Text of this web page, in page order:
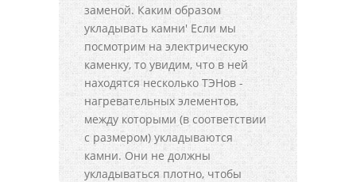
заменой. Каким образом
укладывать камни' Если мы
посмотрим на электрическую
каменку, то увидим, что в ней
находятся несколько ТЭНов -
нагревательных элементов,
между которыми (в соответствии
с размером) укладываются
камни. Они не должны
укладываться плотно, чтобы